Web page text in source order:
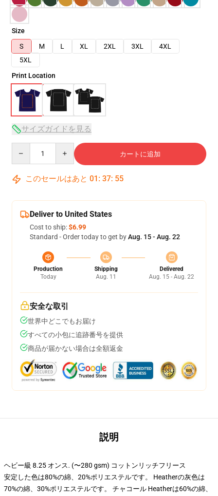
Size
S
M L XL 2XL 3XL
4XL
5XL
Print Location
サイズガイドを見る
カートに追加
このセールはあと 01 : 37: 54
Deliver to United States
Cost to ship:$6.99
Standard - Order today to get byAug. 15 - Aug. 22
Production
Today
Shipping
Aug. 11
Delivered
Aug. 15 - Aug. 22
安全な取引
世界中どこでもお届け
すべての小包に追跡番号を提供
商品が届かない場合は全額返金
説明
ヘビー級 8.25 オンス. (〜280 gsm) コットンリッチフリース
安定した色は80%の綿、20%ポリエステルです。 Heatherの灰色は
70%の綿、30%ポリエステルです。 チャコール Heatherは60%の綿、